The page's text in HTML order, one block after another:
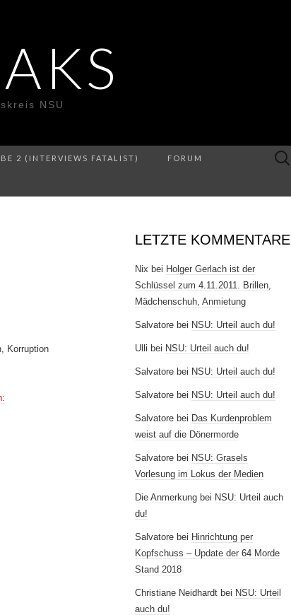
NSU
2 (INTERVIEWS FATALIST) FORUM
Suche
Korruption
LETZTE KOMMENTARE
Nix bei Holger Gerlach ist der
Schlüssel zum 4.11.2011. Brillen,
Mädchenschuh, Anmietung
Salvatore bei NSU: Urteil auch du!
Ulli bei NSU: Urteil auch du!
Salvatore bei NSU: Urteil auch du!
Salvatore bei NSU: Urteil auch du!
Salvatore bei Das Kurdenproblem
weist auf die Dönermorde
Salvatore bei NSU: Grasels
Vorlesung im Lokus der Medien
Die Anmerkung bei NSU: Urteil auch
du!
Salvatore bei Hinrichtung per
Kopfschuss – Update der 64 Morde
Stand 2018
Christiane Neidhardt bei NSU: Urteil
auch du!